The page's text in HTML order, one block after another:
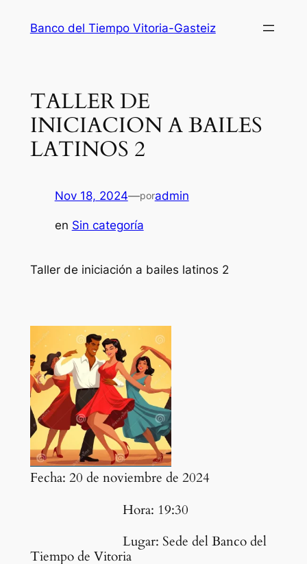
Banco del Tiempo Vitoria-Gasteiz
TALLER DE
INICIACION A BAILES
LATINOS 2
Nov 18, 2024—poradmin
en Sin categoría
Taller de iniciación a bailes latinos 2
Fecha: 20 de noviembre de 2024
Hora: 19:30
Lugar: Sede del Banco del
Tiempo de Vitoria